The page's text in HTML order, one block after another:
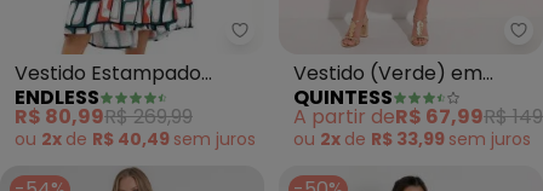
Endless - Vestido Estampado
Vestido Estampado
(Verde)
ENDLESS
R$ 80,99R$ 269,99
ou 2x de R$ 40,49 sem juros
Vestido (Verde) em
Malha de Viscose
QUINTESS
A partir deR$ 67,99R$
ou 2x de R$ 33,99 sem juros